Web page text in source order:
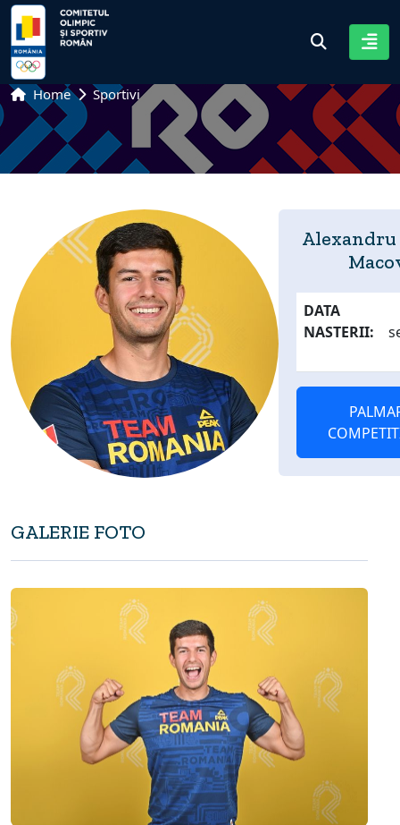
Home Sportivi
Alexandru
DATA
NASTERII:
GALERIE FOTO